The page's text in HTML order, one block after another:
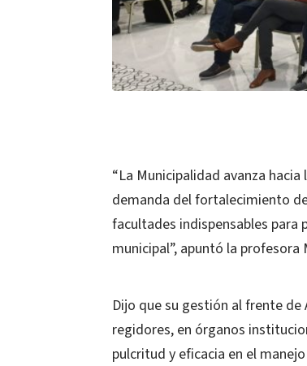
“La Municipalidad avanza
demanda del fortalecimiento
facultades indispensables para
municipal”, apuntó la profesora
Dijo que su gestión al frente de
regidores, en órganos
pulcritud y eficacia en el